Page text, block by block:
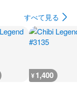
すべて見る
¥1,400